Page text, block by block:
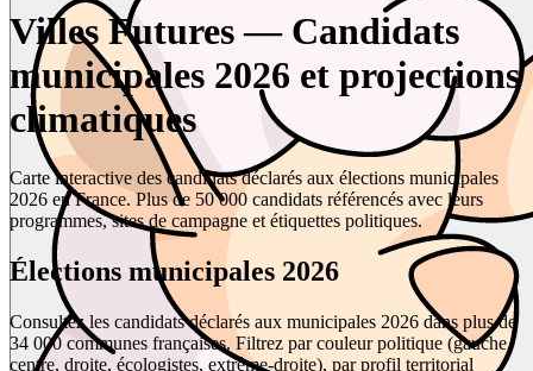
Villes Futures — Candidats
municipales 2026 et projections
climatiques
Carte interactive des candidats déclarés aux élections municipales
2026 en France. Plus de 50 000 candidats référencés avec leurs
programmes, sites de campagne et étiquettes politiques.
Élections municipales 2026
Consultez les candidats déclarés aux municipales 2026 dans plus de
34 000 communes françaises. Filtrez par couleur politique (gauche,
centre, droite, écologistes, extrême-droite), par profil territorial